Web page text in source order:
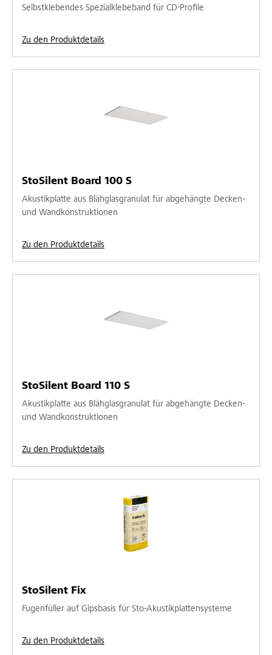
Selbstklebendes Spezialklebeband für CD-Profile
Zu den Produktdetails
StoSilent Board 100 S
Akustikplatte aus Blähglasgranulat für abgehängte Decken-
und Wandkonstruktionen
Zu den Produktdetails
StoSilent Board 110 S
Akustikplatte aus Blähglasgranulat für abgehängte Decken-
und Wandkonstruktionen
Zu den Produktdetails
StoSilent Fix
Fugenfüller auf Gipsbasis für Sto-Akustikplattensysteme
Zu den Produktdetails